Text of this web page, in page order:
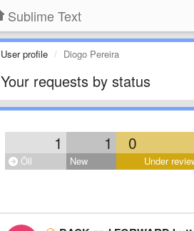
Sublime Text
User profile Diogo Pereira
Your requests by status
1 1 0
Öll New Under